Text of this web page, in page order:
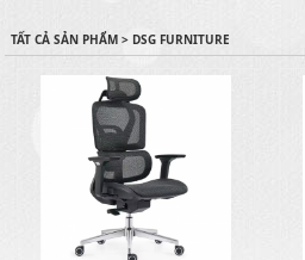
TẤT CẢ SẢN PHẨM > DSG FURNITURE